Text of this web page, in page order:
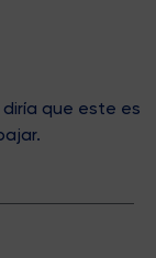
que este es